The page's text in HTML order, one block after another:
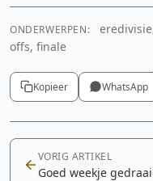
ONDERWERPEN:
offs, finale
Kopieer WhatsApp
VORIG ARTIKEL
Goed weekje